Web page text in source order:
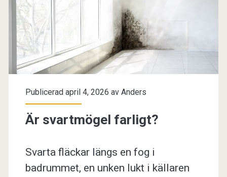
Publicerad april 4, 2026 av Anders
Är svartmögel farligt?
Svarta fläckar längs en fog i
badrummet, en unken lukt i källaren